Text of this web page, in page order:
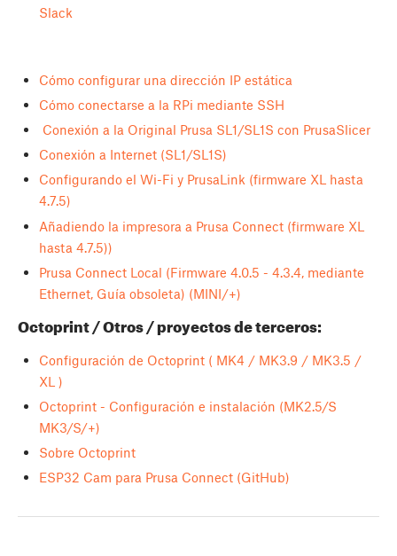
Slack
Cómo configurar una dirección IP estática
Cómo conectarse a la RPi mediante SSH
Conexión a la Original Prusa SL1/SL1S con PrusaSlicer
Conexión a Internet (SL1/SL1S)
Configurando el Wi-Fi y PrusaLink (firmware XL hasta
4.7.5)
Añadiendo la impresora a Prusa Connect (firmware XL
hasta 4.7.5))
Prusa Connect Local (Firmware 4.0.5 - 4.3.4, mediante
Ethernet, Guía obsoleta) (MINI/+)
Octoprint / Otros / proyectos de terceros:
Configuración de Octoprint ( MK4 / MK3.9 / MK3.5 /
XL )
Octoprint - Configuración e instalación (MK2.5/S
MK3/S/+)
Sobre Octoprint
ESP32 Cam para Prusa Connect (GitHub)